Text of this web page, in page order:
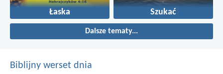
Łaska Szukać
Dalsze tematy...
Biblijny werset dnia